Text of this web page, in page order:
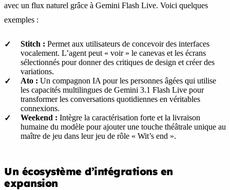
avec un flux naturel grâce à Gemini Flash Live. Voici quelques
exemples :
Stitch : Permet aux utilisateurs de concevoir des interfaces
vocalement. L’agent peut « voir » le canevas et les écrans
sélectionnés pour donner des critiques de design et créer des
variations.
Ato : Un compagnon IA pour les personnes âgées qui utilise
les capacités multilingues de Gemini 3.1 Flash Live pour
transformer les conversations quotidiennes en véritables
connexions.
Weekend : Intègre la caractérisation forte et la livraison
humaine du modèle pour ajouter une touche théâtrale unique au
maître de jeu dans leur jeu de rôle « Wit’s end ».
Un écosystème d’intégrations en
expansion